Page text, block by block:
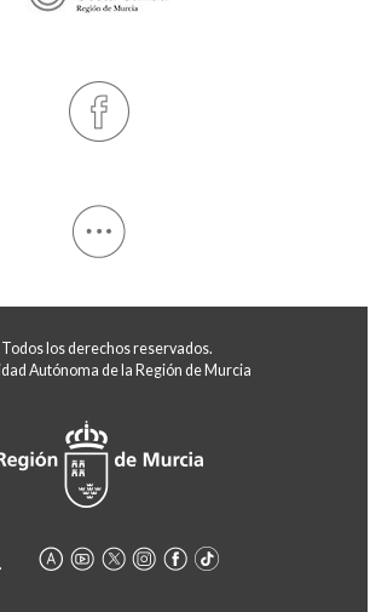
los derechos reservados.
Autónoma de la Región de Murcia